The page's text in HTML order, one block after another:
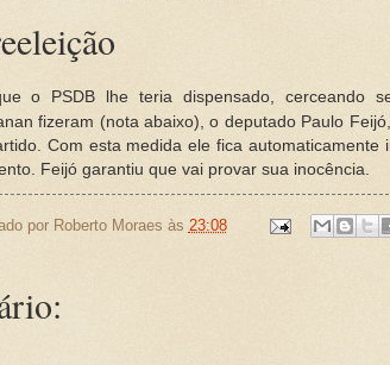
o PSDB lhe teria dispensado, cerceando
fizeram (nota abaixo), o deputado Paulo
Com esta medida ele fica automaticamente
Feijó garantiu que vai provar sua inocência.
por Roberto Moraes às 23:08